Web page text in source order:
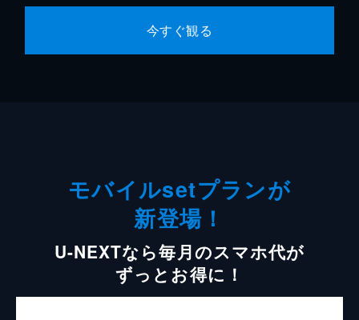
今すぐ観る
モバイルsetプランが
新登場！
U-NEXTなら毎月のスマホ代が
ずっとお得に！